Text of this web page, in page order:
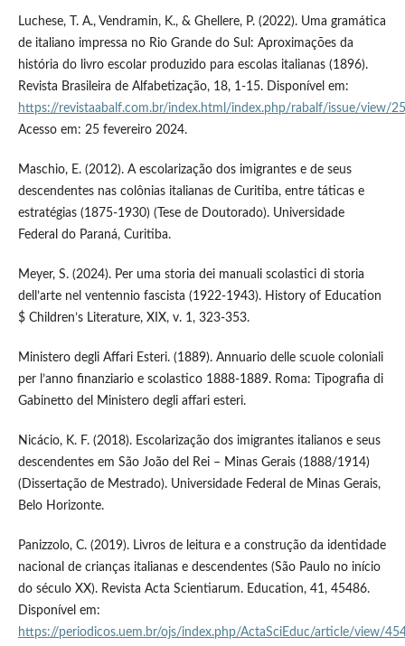
Luchese, T. A., Vendramin, K., & Ghellere, P. (2022). Uma gramática
de italiano impressa no Rio Grande do Sul: Aproximações da
história do livro escolar produzido para escolas italianas (1896).
Revista Brasileira de Alfabetização, 18, 1-15. Disponível em:
https://revistaabalf.com.br/index.html/index.php/rabalf/issue/view/25
Acesso em: 25 fevereiro 2024.
Maschio, E. (2012). A escolarização dos imigrantes e de seus
descendentes nas colônias italianas de Curitiba, entre táticas e
estratégias (1875-1930) (Tese de Doutorado). Universidade
Federal do Paraná, Curitiba.
Meyer, S. (2024). Per uma storia dei manuali scolastici di storia
dell’arte nel ventennio fascista (1922-1943). History of Education
$ Children’s Literature, XIX, v. 1, 323-353.
Ministero degli Affari Esteri. (1889). Annuario delle scuole coloniali
per l’anno finanziario e scolastico 1888-1889. Roma: Tipografia di
Gabinetto del Ministero degli affari esteri.
Nicácio, K. F. (2018). Escolarização dos imigrantes italianos e seus
descendentes em São João del Rei – Minas Gerais (1888/1914)
(Dissertação de Mestrado). Universidade Federal de Minas Gerais,
Belo Horizonte.
Panizzolo, C. (2019). Livros de leitura e a construção da identidade
nacional de crianças italianas e descendentes (São Paulo no início
do século XX). Revista Acta Scientiarum. Education, 41, 45486.
Disponível em:
https://periodicos.uem.br/ojs/index.php/ActaSciEduc/article/view/